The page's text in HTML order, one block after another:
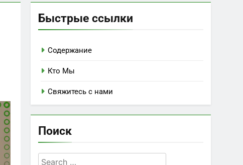
Быстрые ссылки
Содержание
Кто Мы
Свяжитесь с нами
Поиск
Search